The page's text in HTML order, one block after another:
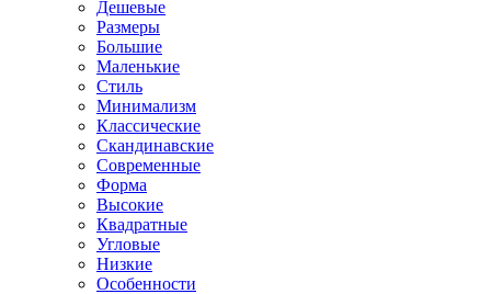
Дешевые
Размеры
Большие
Маленькие
Стиль
Минимализм
Классические
Скандинавские
Современные
Форма
Высокие
Квадратные
Угловые
Низкие
Особенности